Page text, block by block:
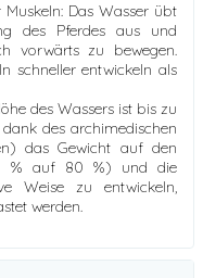
Das Wasser übt
des Pferdes aus und
vorwärts zu bewegen.
schneller entwickeln als
des Wassers ist bis zu
des archimedischen
das Gewicht auf den
% auf 80 %) und die
Weise zu entwickeln,
werden.